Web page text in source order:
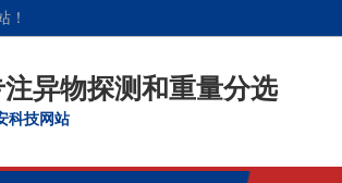
！
异物探测和重量分选
科技网站